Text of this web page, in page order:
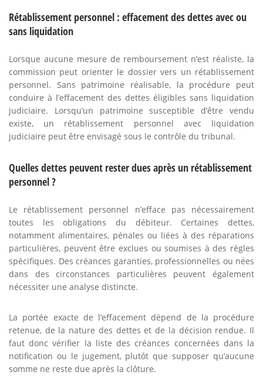
Rétablissement personnel : effacement des dettes avec ou
sans liquidation
Lorsque aucune mesure de remboursement n’est réaliste, la
commission peut orienter le dossier vers un rétablissement
personnel. Sans patrimoine réalisable, la procédure peut
conduire à l’effacement des dettes éligibles sans liquidation
judiciaire. Lorsqu’un patrimoine susceptible d’être vendu
existe, un rétablissement personnel avec liquidation
judiciaire peut être envisagé sous le contrôle du tribunal.
Quelles dettes peuvent rester dues après un rétablissement
personnel ?
Le rétablissement personnel n’efface pas nécessairement
toutes les obligations du débiteur. Certaines dettes,
notamment alimentaires, pénales ou liées à des réparations
particulières, peuvent être exclues ou soumises à des règles
spécifiques. Des créances garanties, professionnelles ou nées
dans des circonstances particulières peuvent également
nécessiter une analyse distincte.
La portée exacte de l’effacement dépend de la procédure
retenue, de la nature des dettes et de la décision rendue. Il
faut donc vérifier la liste des créances concernées dans la
notification ou le jugement, plutôt que supposer qu’aucune
somme ne reste due après la clôture.